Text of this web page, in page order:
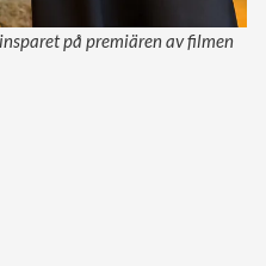
på premiären av filmen